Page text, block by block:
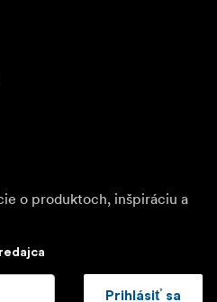
o produktoch, inšpiráciu a
Prihlásiť sa